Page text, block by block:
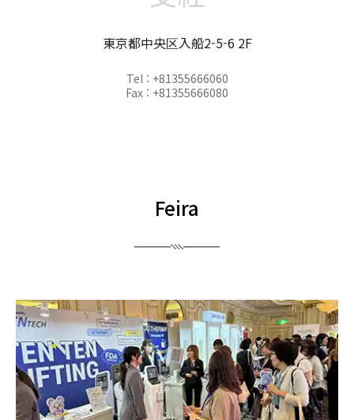
東京都中央区入船2-5-6 2F
Tel : +81355666060
Fax : +81355666080
Feira